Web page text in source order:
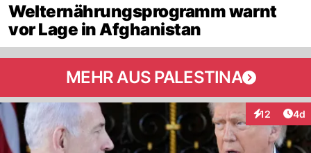
Welternährungsprogramm warnt
vor Lage in Afghanistan
MEHR AUS PALESTINA
12
Interaktionen
4d